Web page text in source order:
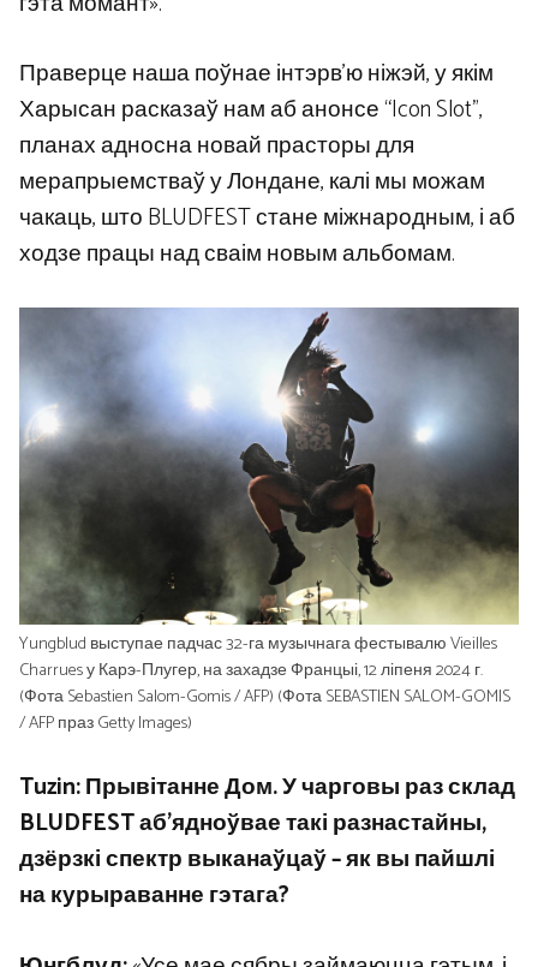
Праверце наша поўнае інтэрв’ю ніжэй, у якім
Харысан расказаў нам аб анонсе “Icon Slot”,
планах адносна новай прасторы для
мерапрыемстваў у Лондане, калі мы можам
чакаць, што BLUDFEST стане міжнародным, і аб
ходзе працы над сваім новым альбомам.
Yungblud выступае падчас 32-га музычнага фестывалю Vieilles
Charrues у Карэ-Плугер, на захадзе Францыі, 12 ліпеня 2024 г.
(Фота Sebastien Salom-Gomis / AFP) (Фота SEBASTIEN SALOM-GOMIS
/ AFP праз Getty Images)
Tuzin: Прывітанне Дом. У чарговы раз склад
BLUDFEST аб’ядноўвае такі разнастайны,
дзёрзкі спектр выканаўцаў – як вы пайшлі
на курыраванне гэтага?